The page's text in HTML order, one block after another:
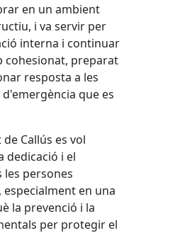
en un ambient
i va servir per
interna i continuar
cohesionat, preparat
resposta a les
que es
Callús es vol
dedicació i el
persones
especialment en una
la prevenció i la
per protegir el